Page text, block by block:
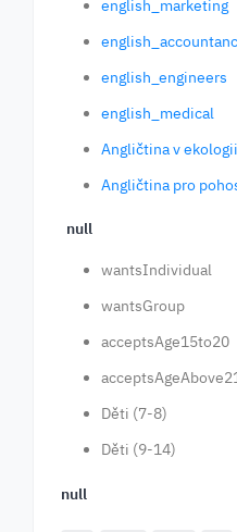
english_marketing
english_engineers
english_medical
Angličtina v ekologii
Angličtina pro
null
wantsIndividual
wantsGroup
acceptsAge15to20
Děti (7-8)
Děti (9-14)
null